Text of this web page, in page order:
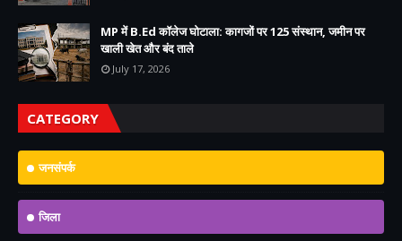
MP में B.Ed कॉलेज घोटाला: कागजों पर 125 संस्थान, जमीन पर
खाली खेत और बंद ताले
July 17, 2026
CATEGORY
जनसंपर्क
जिला